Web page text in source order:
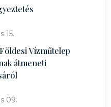
15.
Vízműtelep
átmeneti
09.